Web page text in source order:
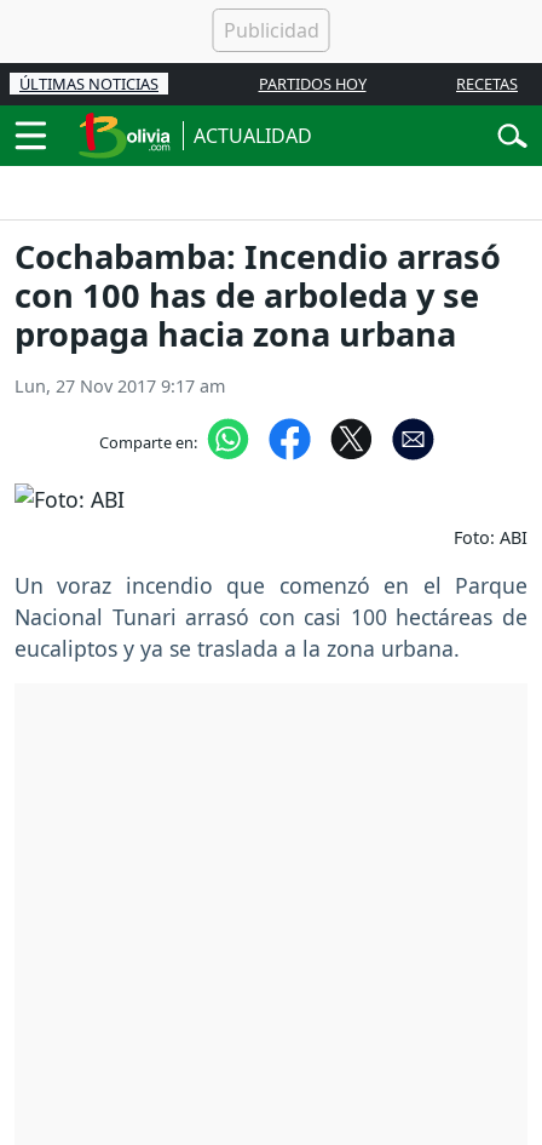
ÚLTIMAS NOTICIAS PARTIDOS HOY RECETAS
ACTUALIDAD
Cochabamba: Incendio arrasó
con 100 has de arboleda y se
propaga hacia zona urbana
Lun, 27 Nov 2017 9:17 am
Comparte en:
Foto: ABI
Un voraz incendio que comenzó en el Parque
Nacional Tunari arrasó con casi 100 hectáreas de
eucaliptos y ya se traslada a la zona urbana.